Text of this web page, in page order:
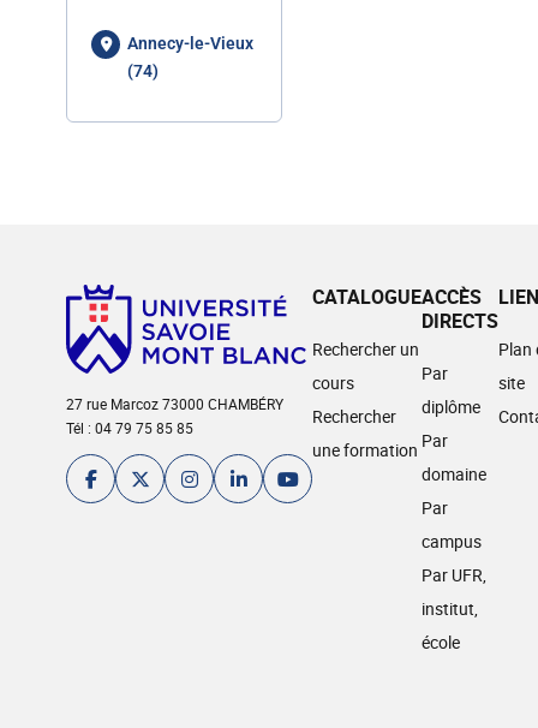
Annecy-le-Vieux
(74)
27 rue Marcoz 73000 CHAMBÉRY
Tél : 04 79 75 85 85
CATALOGUE
Rechercher un
cours
Rechercher
une formation
ACCÈS
DIRECTS
Par
diplôme
Par
domaine
Par
campus
Par UFR,
institut,
école
Plan
site